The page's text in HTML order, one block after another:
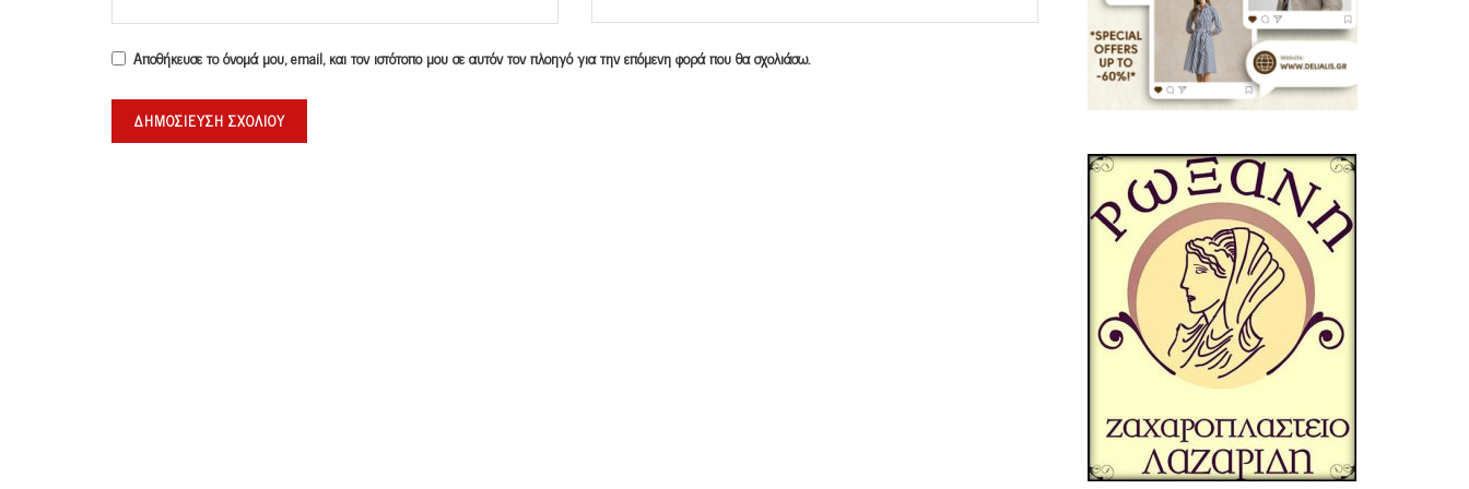
Αποθήκευσε το όνομά μου, email, και τον ιστότοπο μου σε αυτόν τον πλοηγό για την επόμενη φορά που θα σχολιάσω.